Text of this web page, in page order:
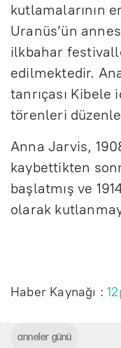
kutlamalarının
Uranüs’ün
ilkbahar
edilmektedir.
tanrıçası Kibele
törenleri
Anna Jarvis,
kaybettikten
başlatmış ve
olarak
Haber Kaynağı :
anneler günü